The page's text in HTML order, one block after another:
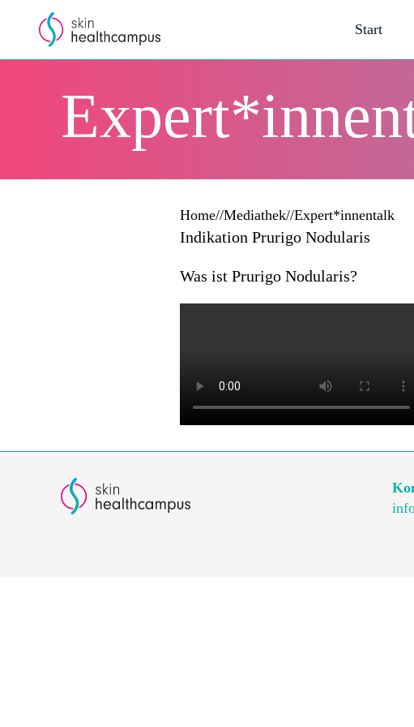
Start
Home//Mediathek//Expert*innentalk
Indikation Prurigo Nodularis
Was ist Prurigo Nodularis?